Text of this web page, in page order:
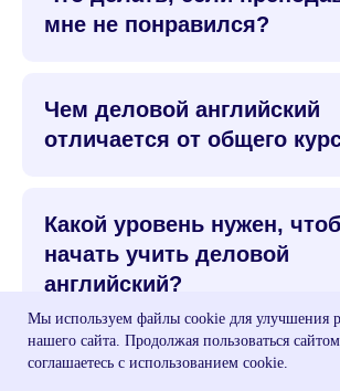
мне не понравился?
Чем деловой английский
отличается от общего
Какой уровень нужен,
начать учить деловой
английский?
Готовите ли к BEC и другим
Мы используем файлы cookie для улучшения
нашего сайта. Продолжая пользоваться
соглашаетесь с использованием cookie.